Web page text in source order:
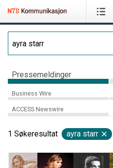
Pressemeldinger
Business Wire
ACCESS Newswire
1 Søkeresultat ayra starr